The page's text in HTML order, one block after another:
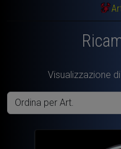
Visualizzazione